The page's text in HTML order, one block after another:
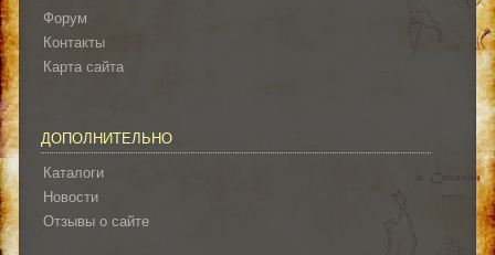
Форум
Контакты
Карта сайта
ДОПОЛНИТЕЛЬНО
Каталоги
Новости
Отзывы о сайте